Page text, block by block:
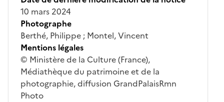
10 mars 2024
Photographe
Berthé, Philippe ; Montel, Vincent
Mentions légales
© Ministère de la Culture (France),
Médiathèque du patrimoine et de la
photographie, diffusion GrandPalaisRmn
Photo